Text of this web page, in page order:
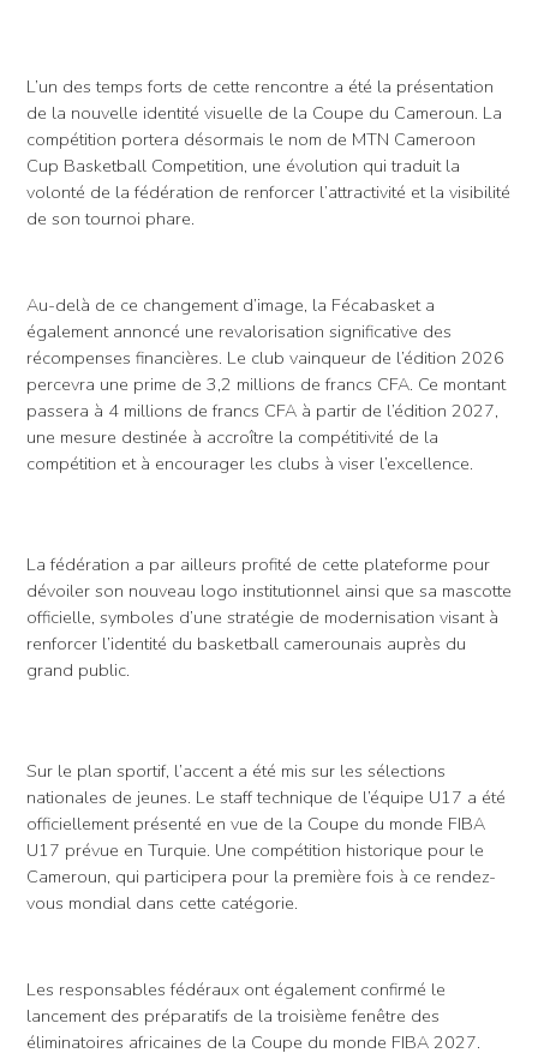
L’un des temps forts de cette rencontre a été la présentation
de la nouvelle identité visuelle de la Coupe du Cameroun. La
compétition portera désormais le nom de MTN Cameroon
Cup Basketball Competition, une évolution qui traduit la
volonté de la fédération de renforcer l’attractivité et la visibilité
de son tournoi phare.
Au-delà de ce changement d’image, la Fécabasket a
également annoncé une revalorisation significative des
récompenses financières. Le club vainqueur de l’édition 2026
percevra une prime de 3,2 millions de francs CFA. Ce montant
passera à 4 millions de francs CFA à partir de l’édition 2027,
une mesure destinée à accroître la compétitivité de la
compétition et à encourager les clubs à viser l’excellence.
La fédération a par ailleurs profité de cette plateforme pour
dévoiler son nouveau logo institutionnel ainsi que sa mascotte
officielle, symboles d’une stratégie de modernisation visant à
renforcer l’identité du basketball camerounais auprès du
grand public.
Sur le plan sportif, l’accent a été mis sur les sélections
nationales de jeunes. Le staff technique de l’équipe U17 a été
officiellement présenté en vue de la Coupe du monde FIBA
U17 prévue en Turquie. Une compétition historique pour le
Cameroun, qui participera pour la première fois à ce rendez-
vous mondial dans cette catégorie.
Les responsables fédéraux ont également confirmé le
lancement des préparatifs de la troisième fenêtre des
éliminatoires africaines de la Coupe du monde FIBA 2027.